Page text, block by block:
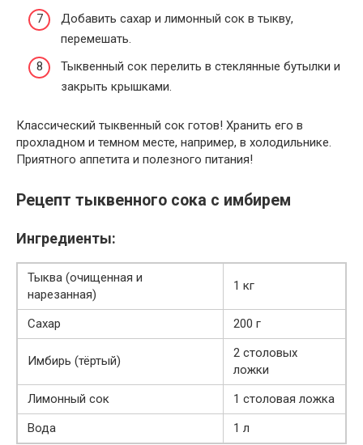
Добавить сахар и лимонный сок в тыкву,
перемешать.
Тыквенный сок перелить в стеклянные бутылки и
закрыть крышками.
Классический тыквенный сок готов! Хранить его в
прохладном и темном месте, например, в холодильнике.
Приятного аппетита и полезного питания!
Рецепт тыквенного сока с имбирем
Ингредиенты:
Тыква (очищенная и
нарезанная)
1 кг
Сахар 200 г
Имбирь (тёртый)
2 столовых
ложки
Лимонный сок
1 столовая ложка
Вода
1 л